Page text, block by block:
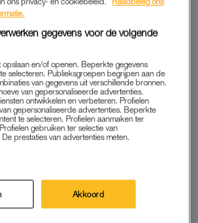
racemonster meer dan waar. De
aan kop. Hij heeft 32
twee. Dat is Lewis Hamilton, de
eerder wereldkampioen werd.
won niet zomaar, maar met
dat hij in een flow zit waardoor hij
verpulveren is. Zonder enige
Slam (pole-position, snelste ronde,
winst). Hij is de 25ste coureur in de
gegevens voor de volgende
en/of openen. Beperkte gegevens
selecteren. Publieksgroepen begrijpen aan de
van gegevens uit verschillende bronnen.
van gepersonaliseerde advertenties.
ontwikkelen en verbeteren. Profielen
gepersonaliseerde advertenties. Beperkte
te selecteren. Profielen aanmaken ter
gebruiken ter selectie van
prestaties van advertenties meten.
Akkoord